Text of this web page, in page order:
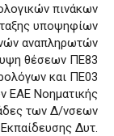
πινάκων
υποψηφίων
αναπληρωτών
θέσεων ΠΕ83
και ΠΕ03
ΕΑΕ Νοηματικής
των Δ/νσεων
Δυτ.